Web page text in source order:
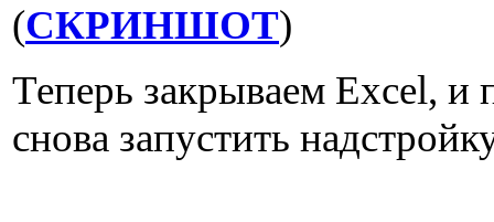
(СКРИНШОТ)
Теперь закрываем Excel, и
снова запустить